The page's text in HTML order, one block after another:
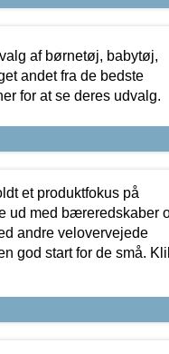
af børnetøj, babytøj,
andet fra de bedste
for at se deres udvalg.
et produktfokus på
ud med bæreredskaber
andre velovervejede
god start for de små.